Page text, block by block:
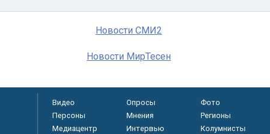
Новости СМИ2
Новости МирТесен
Видео Опросы
Фото
Персоны
Мнения
Регионы
Медиацентр
Интервью Колумнисты